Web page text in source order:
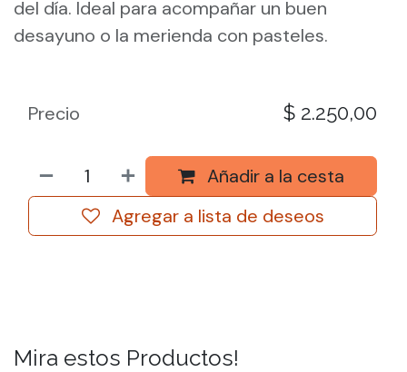
del día. Ideal para acompañar un buen
desayuno o la merienda con pasteles.
Añadir a la cesta
Agregar a lista de deseos
Precio $ 2.250,00
Mira estos Productos!